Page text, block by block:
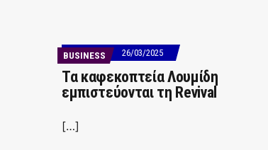
BUSINESS 26/03/2025
Τα καφεκοπτεία Λουμίδη
εμπιστεύονται τη Revival
[…]